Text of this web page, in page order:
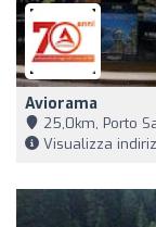
Aviorama
25,0km, Porto
Visualizza